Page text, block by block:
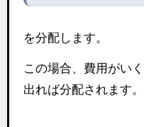
を分配します。
この場合、費用がい
出れば分配されます。